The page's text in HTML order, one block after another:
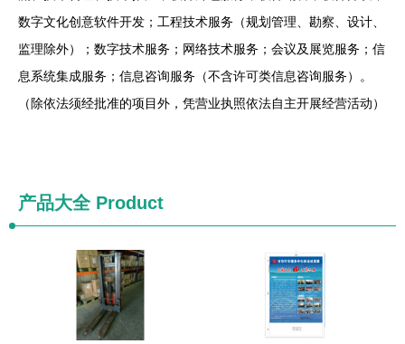
数字文化创意软件开发；工程技术服务（规划管理、勘察、设计、
监理除外）；数字技术服务；网络技术服务；会议及展览服务；信
息系统集成服务；信息咨询服务（不含许可类信息咨询服务）。
（除依法须经批准的项目外，凭营业执照依法自主开展经营活动）
产品大全Product